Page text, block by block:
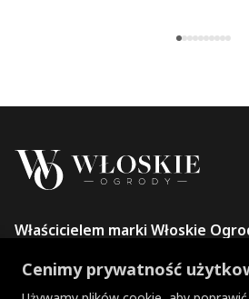
Właścicielem marki Włoskie
+48 734 106 149
info@wloskie-ogrody.pl
Cenimy prywatność